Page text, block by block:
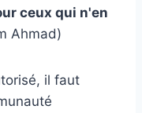
ceux qui n'en
Ahmad)
il faut